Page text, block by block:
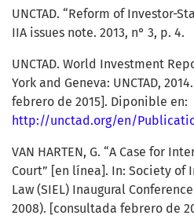
UNCTAD. “Reform of Investor-
IIA issues note. 2013, n° 3, p. 4.
UNCTAD. World Investment
York and Geneva: UNCTAD,
febrero de 2015]. Diponible en:
http://unctad.org/en/
VAN HARTEN, G. “A Case for
Court” [en línea]. In: Society of
Law (SIEL) Inaugural
2008). [consultada febrero de